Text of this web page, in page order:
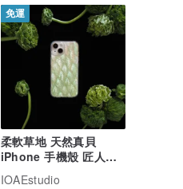
免運
柔軟草地 天然真貝
iPhone 手機殼 匠人手
工做 高品質 綠色 設計
IOAEstudio